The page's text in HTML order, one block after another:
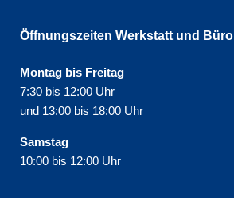
Öffnungszeiten Werkstatt und Büro
Montag bis Freitag
7:30 bis 12:00 Uhr
und 13:00 bis 18:00 Uhr
Samstag
10:00 bis 12:00 Uhr